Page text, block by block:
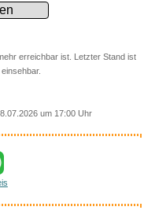
erreichbar ist. Letzter Stand ist
einsehbar.
um 17:00 Uhr